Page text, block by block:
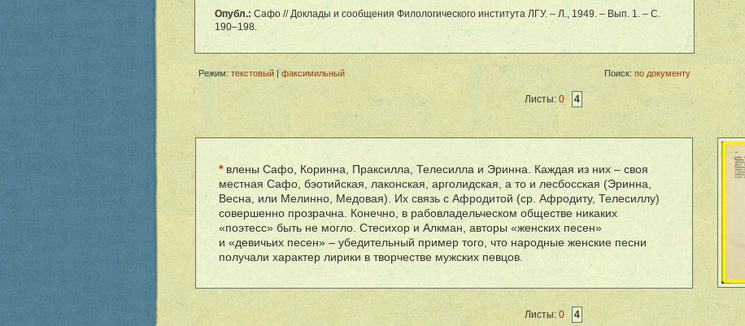
Опубл.: Сафо // Доклады и сообщения Филологического института ЛГУ. – Л., 1949. – Вып. 1. – С.
190–198.
Поиск: по документу
Режим: текстовый|факсимильный
Листы: 0 4
*влены Сафо, Коринна, Праксилла, Телесилла и Эринна. Каждая из них – своя
местная Сафо, бэотийская, лаконская, арголидская, а то и лесбосская (Эринна,
Весна, или Мелинно, Медовая). Их связь с Афродитой (ср. Афродиту, Телесиллу)
совершенно прозрачна. Конечно, в рабовладельческом обществе никаких
«поэтесс» быть не могло. Стесихор и Алкман, авторы «женских песен»
и «девичьих песен» – убедительный пример того, что народные женские песни
получали характер лирики в творчестве мужских певцов.
Листы: 0 4